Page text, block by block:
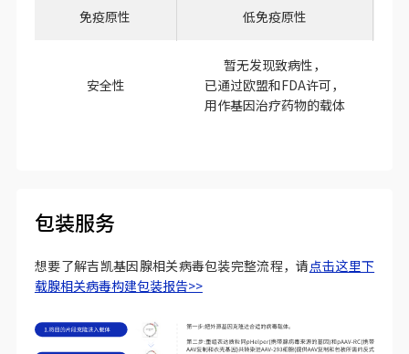
免疫原性 低免疫原性
安全性
暂无发现致病性，
已通过欧盟和FDA许可，
用作基因治疗药物的载体
包装服务
想要了解吉凯基因腺相关病毒包装完整流程，请点击这里下
载腺相关病毒构建包装报告>>